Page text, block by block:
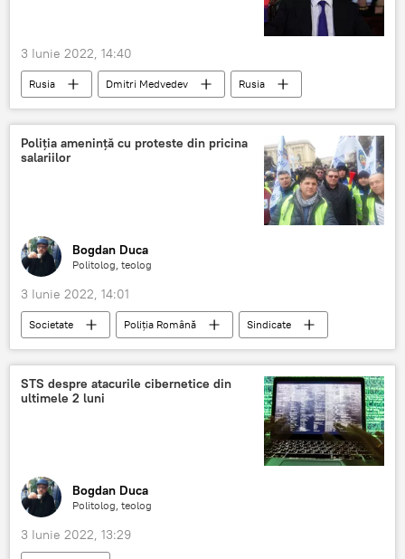
3 Iunie 2022, 14:40
Rusia Dmitri Medvedev
Rusia
Consiliul de Securitate
Poliția amenință cu proteste din pricina
salariilor
Bogdan Duca
Politolog, teolog
3 Iunie 2022, 14:01
Societate Poliția Română
Sindicate
proteste
STS despre atacurile cibernetice din
ultimele 2 luni
Bogdan Duca
Politolog, teolog
3 Iunie 2022, 13:29